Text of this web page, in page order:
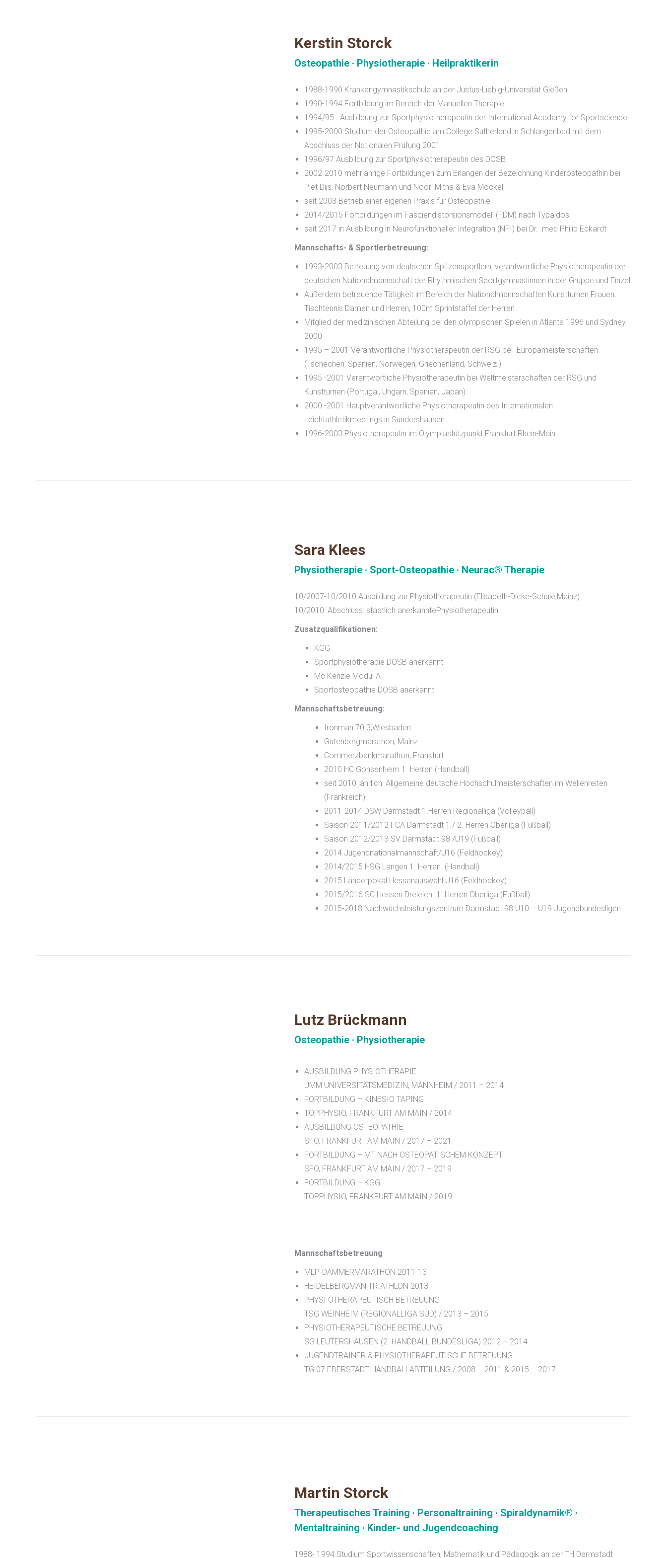
Kerstin Storck
Osteopathie · Physiotherapie · Heilpraktikerin
1988-1990 Krankengymnastikschule an der Justus-Liebig-Universität Gießen
1990-1994 Fortbildung im Bereich der Manuellen Therapie
1994/95
Ausbildung zur Sportphysiotherapeutin der International Acadamy for Sportscience
1995-2000 Studium der Osteopathie am College Sutherland in Schlangenbad mit dem
Abschluss der Nationalen Prüfung 2001
1996/97 Ausbildung zur Sportphysiotherapeutin des DOSB
2002-2010 mehrjährige Fortbildungen zum Erlangen der Bezeichnung Kinderosteopathin bei
Piet Dijs, Norbert Neumann und Noori Mitha & Eva Möckel
seit 2003 Betrieb einer eigenen Praxis für Osteopathie
2014/2015 Fortbildungen im Fasciendistorsionsmodell (FDM) nach Typaldos
seit 2017 in Ausbildung in Neurofunktioneller Integration (NFI) bei Dr. med Philip Eckardt
Mannschafts- & Sportlerbetreuung:
1993-2003 Betreuung von deutschen Spitzensportlern, verantwortliche Physiotherapeutin der
deutschen Nationalmannschaft der Rhythmischen Sportgymnastinnen in der Gruppe und Einzel
Außerdem betreuende Tätigkeit im Bereich der Nationalmannschaften Kunstturnen Frauen,
Tischtennis Damen und Herren, 100m Sprintstaffel der Herren
Mitglied der medizinischen Abteilung bei den olympischen Spielen in Atlanta 1996 und Sydney
2000
1995 – 2001 Verantwortliche Physiotherapeutin der RSG bei Europameisterschaften
(Tschechen, Spanien, Norwegen, Griechenland, Schweiz )
1995 -2001 Verantwortliche Physiotherapeutin bei Weltmeisterschaften der RSG und
Kunstturnen (Portugal, Ungarn, Spanien, Japan)
2000 -2001 Hauptverantwortliche Physiotherapeutin des Internationalen
Leichtathletikmeetings in Sundershausen
1996-2003 Physiotherapeutin im Olympiastützpunkt Frankfurt Rhein-Main
Sara Klees
Physiotherapie · Sport-Osteopathie · Neurac® Therapie
10/2007-10/2010 Ausbildung zur Physiotherapeutin (Elisabeth-Dicke-Schule,Mainz)
10/2010: Abschluss: staatlich anerkanntePhysiotherapeutin
Zusatzqualifikationen:
KGG
Sportphysiotherapie DOSB anerkannt
Mc Kenzie Modul A
Sportosteopathie DOSB anerkannt
Mannschaftsbetreuung:
Ironman 70.3,Wiesbaden
Gutenbergmarathon, Mainz
Commerzbankmarathon, Frankfurt
2010 HC Gonsenheim 1. Herren (Handball)
seit 2010 jährlich: Allgemeine deutsche Hochschulmeisterschaften im Wellenreiten
(Frankreich)
2011-2014 DSW Darmstadt 1.Herren Regionalliga (Volleyball)
Saison 2011/2012 FCA Darmstadt 1./ 2. Herren Oberliga (Fußball)
Saison 2012/2013 SV Darmstadt 98 /U19 (Fußball)
2014 Jugendnationalmannschaft/U16 (Feldhockey)
2014/2015 HSG Langen 1. Herren (Handball)
2015 Länderpokal Hessenauswahl U16 (Feldhockey)
2015/2016 SC Hessen Dreieich 1. Herren Oberliga (Fußball)
2015-2018 Nachwuchsleistungszentrum Darmstadt 98 U10 – U19 Jugendbundesligen
Lutz Brückmann
Osteopathie · Physiotherapie
AUSBILDUNG PHYSIOTHERAPIE
UMM UNIVERSITÄTSMEDIZIN, MANNHEIM / 2011 – 2014
FORTBILDUNG – KINESIO TAPING
TOPPHYSIO, FRANKFURT AM MAIN / 2014
AUSBILDUNG OSTEOPATHIE
SFO, FRANKFURT AM MAIN / 2017 – 2021
FORTBILDUNG – MT NACH OSTEOPATISCHEM KONZEPT
SFO, FRANKFURT AM MAIN / 2017 – 2019
FORTBILDUNG – KGG
TOPPHYSIO, FRANKFURT AM MAIN / 2019
Mannschaftsbetreuung
MLP-DÄMMERMARATHON 2011-13
HEIDELBERGMAN TRIATHLON 2013
PHYSI OTHERAPEUTISCH BETREUUNG
TSG WEINHEIM (REGIONALLIGA SÜD) / 2013 – 2015
PHYSIOTHERAPEUTISCHE BETREUUNG
SG LEUTERSHAUSEN (2. HANDBALL BUNDESLIGA) 2012 – 2014
JUGENDTRAINER & PHYSIOTHERAPEUTISCHE BETREUUNG
TG 07 EBERSTADT HANDBALLABTEILUNG / 2008 – 2011 & 2015 – 2017
Martin Storck
Therapeutisches Training · Personaltraining · Spiraldynamik® ·
Mentaltraining · Kinder- und Jugendcoaching
1988- 1994 Studium Sportwissenschaften, Mathematik und Pädagogik an der TH Darmstadt